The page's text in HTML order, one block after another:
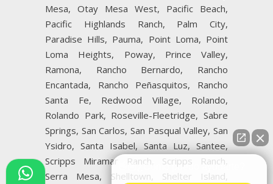
Mesa, Otay Mesa West, Pacific Beach,
Pacific Highlands Ranch, Palm City,
Paradise Hills, Pauma, Point Loma, Point
Loma Heights, Poway, Prince Valley,
Ramona, Rancho Bernardo, Rancho
Encantada, Rancho Peñasquitos, Rancho
Santa Fe, Redwood Village, Rolando,
Rolando Park, Roseville-Fleetridge, Sabre
Springs, San Carlos, San Pasqual Valley, San
Ysidro, Santa Isabel, Santa Luz, Santee,
Scripps Miramar Ranch, Scripps Ranch,
Serra Mesa, Shelltown, Shelter Island,
👋🏼¿Cómo puedo ayudarte?